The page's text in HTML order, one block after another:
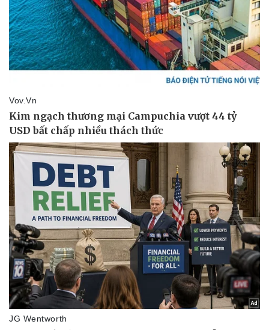
Khởi nghiệp
Tiêu dùng
Tỷ giá
Chứng khoán
Giá cà phê